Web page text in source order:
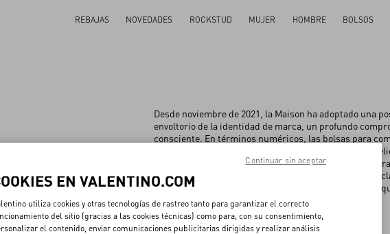
REBAJAS NOVEDADES ROCKSTUD MUJER HOMBRE BOLSOS
Desde noviembre de 2021, la Maison ha adoptado una
envoltorio de la identidad de marca, un profundo
consciente. En términos numéricos, las bolsas para
reciclado, mientras que la papelería y las tarjetas de
bambú y un 25% de fibra de algodón. Un enfoque
fabricadas con cartón 100% reciclado y papel 55%
recicladas. Una transición entre lo antiguo y lo nuevo,
recuperarán y reutilizarán para actividades internas.
EN VALENTINO.COM
utiliza cookies y otras tecnologías de rastreo tanto para garantizar el correcto
del sitio (gracias a las cookies técnicas) como para, con su consentimiento,
el contenido, enviar comunicaciones publicitarias dirigidas y realizar análisis
Continuar sin aceptar